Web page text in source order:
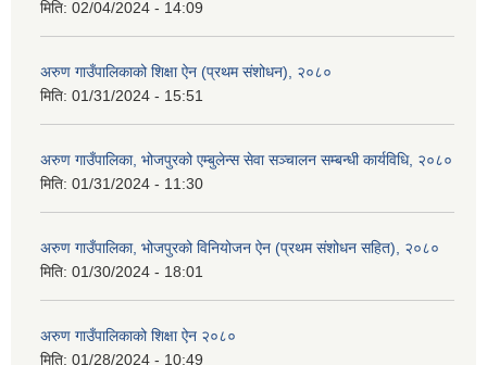
मिति: 02/04/2024 - 14:09
अरुण गाउँपालिकाको शिक्षा ऐन (प्रथम संशोधन), २०८०
मिति: 01/31/2024 - 15:51
अरुण गाउँपालिका, भोजपुरको एम्बुलेन्स सेवा सञ्चालन सम्बन्धी कार्यविधि, २०८०
मिति: 01/31/2024 - 11:30
अरुण गाउँपालिका, भोजपुरको विनियोजन ऐन (प्रथम संशोधन सहित), २०८०
मिति: 01/30/2024 - 18:01
अरुण गाउँपालिकाको शिक्षा ऐन २०८०
मिति: 01/28/2024 - 10:49